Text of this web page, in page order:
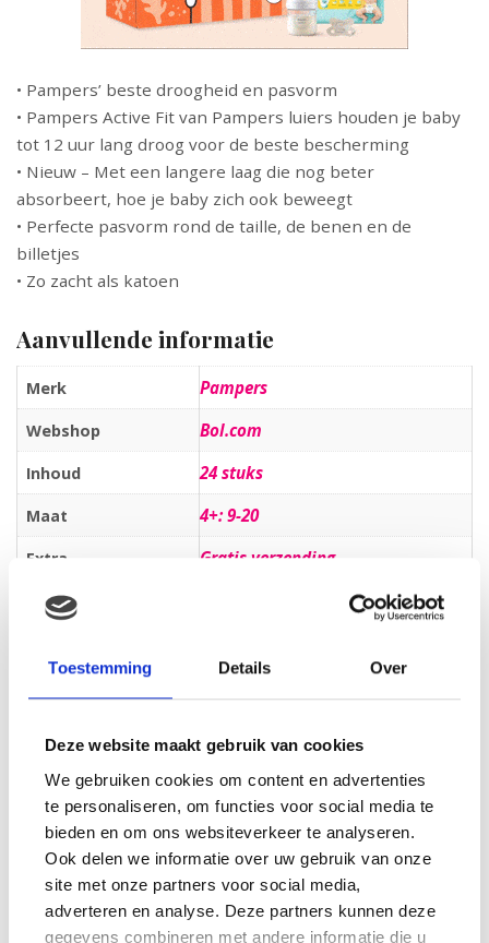
Toestemming Details Over
Deze website maakt gebruik van cookies
We gebruiken cookies om content en advertenties
te personaliseren, om functies voor social media te
bieden en om ons websiteverkeer te analyseren.
Ook delen we informatie over uw gebruik van onze
site met onze partners voor social media,
adverteren en analyse. Deze partners kunnen deze
gegevens combineren met andere informatie die u
• Pampers’ beste droogheid en pasvorm
• Pampers Active Fit van Pampers luiers houden je baby
tot 12 uur lang droog voor de beste bescherming
• Nieuw – Met een langere laag die nog beter
absorbeert, hoe je baby zich ook beweegt
• Perfecte pasvorm rond de taille, de benen en de
billetjes
• Zo zacht als katoen
Aanvullende informatie
Merk Pampers
Webshop Bol.com
Inhoud 24 stuks
Maat 4+: 9-20
Extra Gratis verzending
Soort
Er zijn nog geen beoordelingen.
Wees de eerste om “Pampers Active Fit – Maat 4+
Midpak 24 stuks” te beoordelen
Je e-mailadres wordt niet gepubliceerd.
Vereiste velden zijn
gemarkeerd met*
Je waardering